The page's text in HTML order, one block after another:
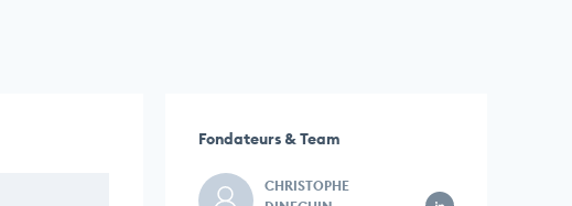
Fondateurs & Team
CHRISTOPHE